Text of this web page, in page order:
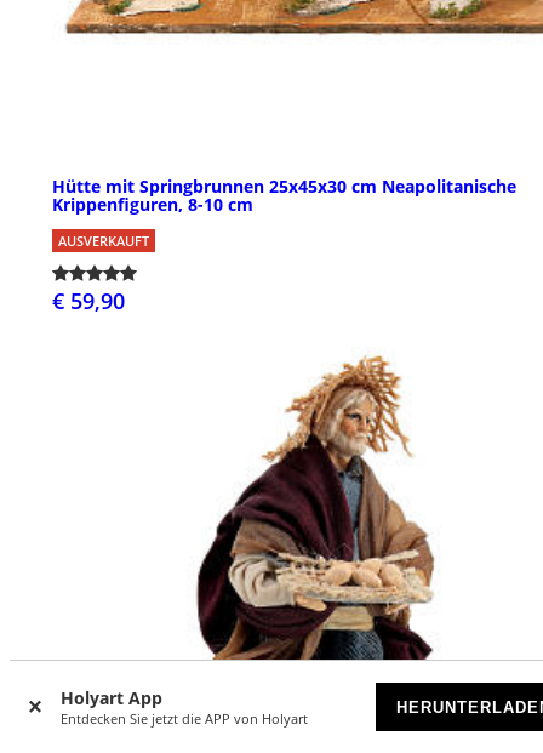
Holyart App
Entdecken Sie jetzt die APP von Holyart
Hütte mit Springbrunnen 25x45x30 cm Neapolitanische
Krippenfiguren, 8-10 cm
AUSVERKAUFT
€ 59,90